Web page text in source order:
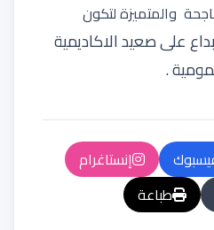
والمتميزة لتكون
على صعيد الاكاديمية
.
إنستاغرام
طباعة